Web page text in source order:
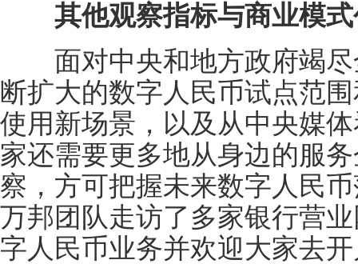
其他观察指标与商业模
面对中央和地方政府竭尽
断扩大的数字人民币试点范
使用新场景，以及从中央媒
家还需要更多地从身边的服
察，方可把握未来数字人民
万邦团队走访了多家银行营
字人民币业务并欢迎大家去